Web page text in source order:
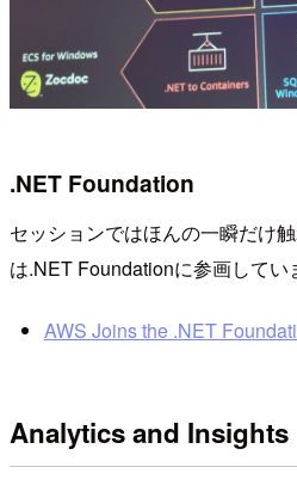
.NET Foundation
セッションではほんの一瞬だけ
は.NET Foundationに参画してい
AWS Joins the .NET
Analytics and Insights